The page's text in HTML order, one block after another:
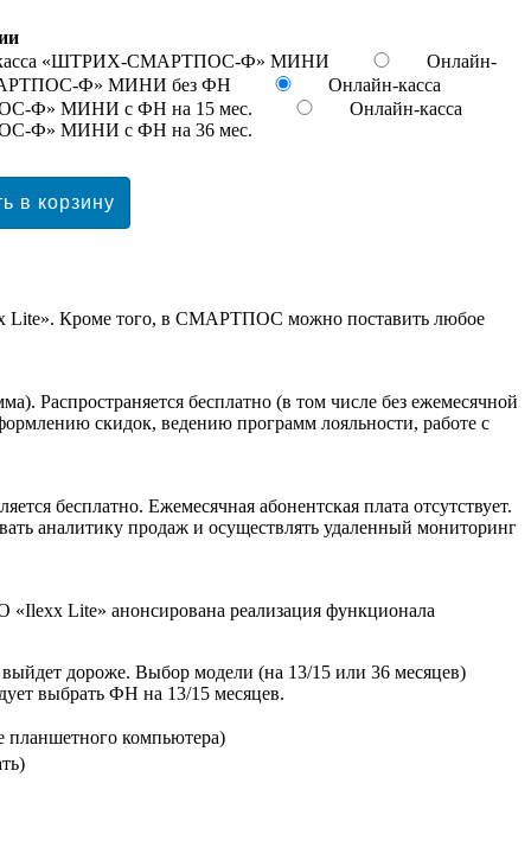
«ШТРИХ-СМАРТПОС-Ф» МИНИ
Онлайн-
Ф» МИНИ без ФН
Онлайн-касса
Ф» МИНИ с ФН на 15 мес.
Онлайн-касса
Ф» МИНИ с ФН на 36 мес.
Lite». Кроме того, в СМАРТПОС можно поставить любое
Распространяется бесплатно (в том числе без ежемесячной
скидок, ведению программ лояльности, работе с
Ежемесячная абонентская плата отсутствует.
аналитику продаж и осуществлять удаленный мониторинг
Lite» анонсирована реализация функционала
выйдет дороже. Выбор модели (на 13/15 или 36 месяцев)
выбрать ФН на 13/15 месяцев.
планшетного компьютера)